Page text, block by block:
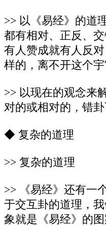
>> 以《易经》的道
都有相对、正反、
有人赞成就有人反
样的，离不开这个宇
>> 以现在的观念来
对的或相对的，错卦
◆ 复杂的道理
>> 复杂的道理
>> 《易经》还有
于交互卦的道理，
象就是《易经》的